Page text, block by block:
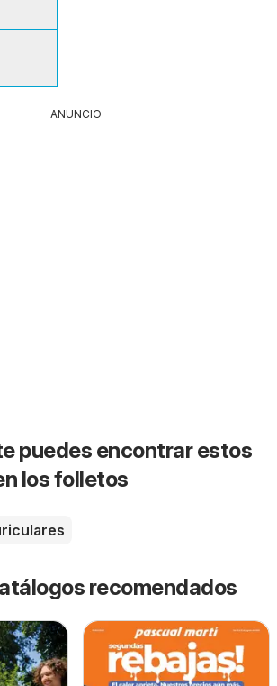
ANUNCIO
puedes encontrar estos
los folletos
recomendados